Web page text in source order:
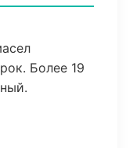
Более 19